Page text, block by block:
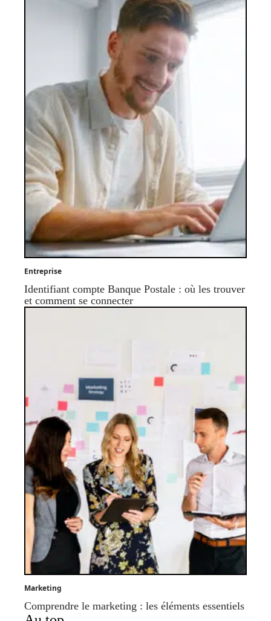
Entreprise
Identifiant compte Banque Postale : où les trouver
et comment se connecter
Marketing
Comprendre le marketing : les éléments essentiels